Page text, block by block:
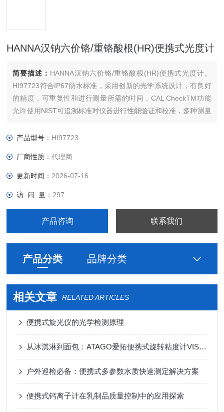
HANNA汉钠六价铬/重铬酸根(HR)便携式光度计
简要描述： HANNA汉钠六价铬/重铬酸根(HR)便携式光度计。
HI97723符合IP67防水标准，采用创新的光学系统设计，有良好
的精度，可重复性和进行测量所需的时间，CAL CheckTM功能
允许使用NIST可追溯标准对仪器进行性能验证和校准，多种测量
良好实验室规范（GLP）显示后一次用户校准的日期和时间，电
产品型号： HI97723
厂商性质：代理商
更新时间： 2026-07-16
访 问 量： 297
产品咨询 联系我们
产品分类 品牌分类
相关文章 RELATED ARTICLES
便携式旋光仪的光学检测原理
从冰淇淋到面包：ATAGO爱拓便携式旋转粘度计VISCO™如何把关CMC质构？
户外巡检必备：便携式多参数水质快速测定解决方案
便携式钙离子计在乳制品质量控制中的应用探索